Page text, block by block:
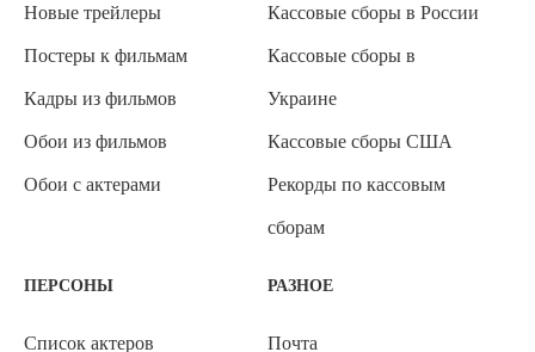
Новые трейлеры
Постеры к фильмам
Кадры из фильмов
Обои из фильмов
Обои с актерами
Кассовые сборы в России
Кассовые сборы в
Украине
Кассовые сборы США
Рекорды по кассовым
сборам
ПЕРСОНЫ
Список актеров
РАЗНОЕ
Почта